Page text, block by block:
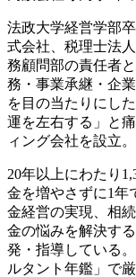
法政大学経営学部
式会社、税理士法
務顧問部の責任者
務・事業承継・企
を目の当たりにし
運を左右する」と
ィング会社を設立。
20年以上にわたり
金を増やさずに1年
金経営の実現、相
金の悩みを解決す
発・指導している
ルタント年鑑」で